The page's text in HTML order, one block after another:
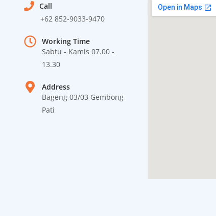
Call
+62 852-9033-9470
Working Time
Sabtu - Kamis 07.00 -
13.30
Address
Bageng 03/03 Gembong
Pati